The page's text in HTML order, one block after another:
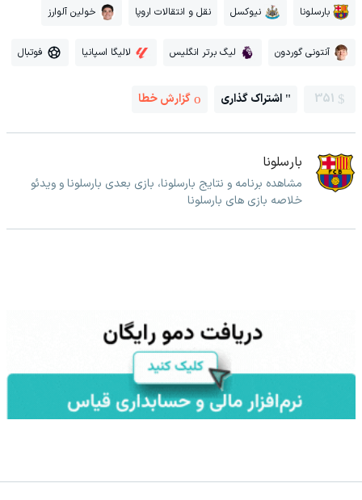
بارسلونا نیوکسل نقل و انتقالات اروپا خولین آلوارز
آنتونی گوردون لیگ برتر انگلیس لالیگا اسپانیا فوتبال
351 اشتراک گذاری گزارش خطا
بارسلونا
مشاهده برنامه و نتایج بارسلونا، بازی بعدی بارسلونا و ویدئو
خلاصه بازی های بارسلونا